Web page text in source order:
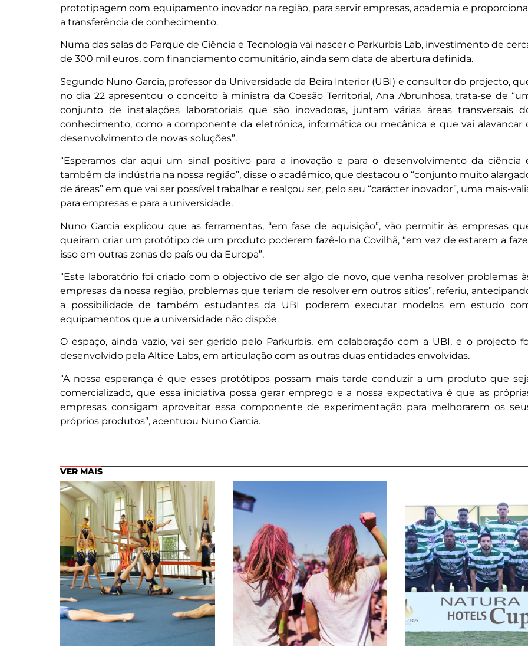
prototipagem com equipamento inovador na região, para servir empresas, academia e
a transferência de conhecimento.
Numa das salas do Parque de Ciência e Tecnologia vai nascer o Parkurbis Lab, investimento de
de 300 mil euros, com financiamento comunitário, ainda sem data de abertura definida.
Segundo Nuno Garcia, professor da Universidade da Beira Interior (UBI) e consultor do projecto,
no dia 22 apresentou o conceito à ministra da Coesão Territorial, Ana Abrunhosa, trata-se de
conjunto de instalações laboratoriais que são inovadoras, juntam várias áreas transversais
conhecimento, como a componente da eletrónica, informática ou mecânica e que vai alavancar
desenvolvimento de novas soluções”.
“Esperamos dar aqui um sinal positivo para a inovação e para o desenvolvimento da ciência
também da indústria na nossa região”, disse o académico, que destacou o “conjunto muito
de áreas” em que vai ser possível trabalhar e realçou ser, pelo seu “carácter inovador”, uma mais-
para empresas e para a universidade.
Nuno Garcia explicou que as ferramentas, “em fase de aquisição”, vão permitir às empresas
queiram criar um protótipo de um produto poderem fazê-lo na Covilhã, “em vez de estarem a
isso em outras zonas do país ou da Europa”.
“Este laboratório foi criado com o objectivo de ser algo de novo, que venha resolver problemas
empresas da nossa região, problemas que teriam de resolver em outros sítios”, referiu,
a possibilidade de também estudantes da UBI poderem executar modelos em estudo
equipamentos que a universidade não dispõe.
O espaço, ainda vazio, vai ser gerido pelo Parkurbis, em colaboração com a UBI, e o projecto
desenvolvido pela Altice Labs, em articulação com as outras duas entidades envolvidas.
“A nossa esperança é que esses protótipos possam mais tarde conduzir a um produto que
comercializado, que essa iniciativa possa gerar emprego e a nossa expectativa é que as
empresas consigam aproveitar essa componente de experimentação para melhorarem os
próprios produtos”, acentuou Nuno Garcia.
VER MAIS